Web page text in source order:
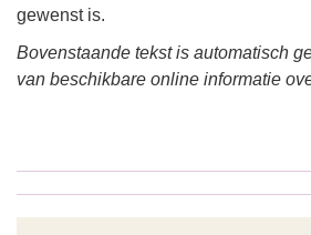
gewenst is.
Bovenstaande tekst is automatisch
van beschikbare online informatie